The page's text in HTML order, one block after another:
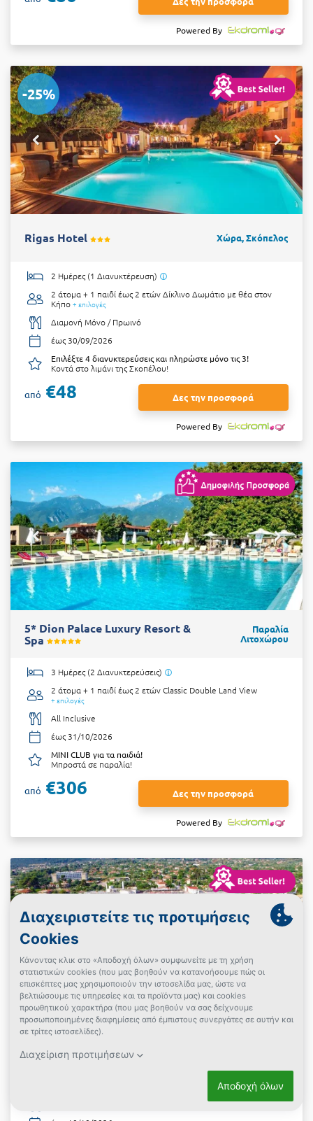
Powered By
-25%
Rigas Hotel Χώρα, Σκόπελος
2 Ημέρες (1 Διανυκτέρευση)
2 άτομα + 1 παιδί έως 2 ετώνΔίκλινο Δωμάτιο με θέα στον
Κήπο + επιλογές
Διαμονή Μόνο / Πρωινό
έως 30/09/2026
Επιλέξτε 4 διανυκτερεύσεις και πληρώστε μόνο τις 3!
Κοντά στο λιμάνι της Σκοπέλου!
από €48 Δες την προσφορά
Powered By
5* Dion Palace Luxury Resort &
Spa
Παραλία
Λιτοχώρου
3 Ημέρες (2 Διανυκτερεύσεις)
2 άτομα + 1 παιδί έως 2 ετώνClassic Double Land View
+ επιλογές
All Inclusive
έως 31/10/2026
MINI CLUB για τα παιδιά!
Μπροστά σε παραλία!
από €306 Δες την προσφορά
Powered By
Calamos Beach Family Club
Hotel
Δίκλινο θέα βουνό + επιλογές